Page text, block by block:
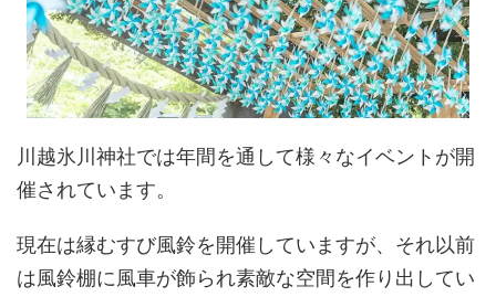
川越氷川神社では年間を通して様々なイベントが開
催されています。
現在は縁むすび風鈴を開催していますが、それ以前
は風鈴棚に風車が飾られ素敵な空間を作り出してい